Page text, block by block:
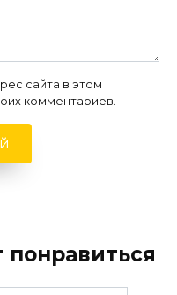
сайта в этом
комментариев.